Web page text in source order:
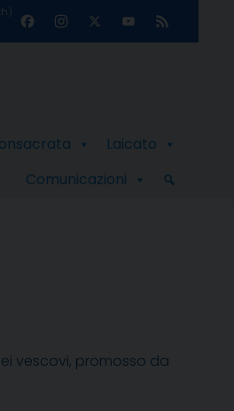
FacebookInstagram
X
YouTube
Channel
Feed
Laicato
Comunicazioni
vescovi, promosso da